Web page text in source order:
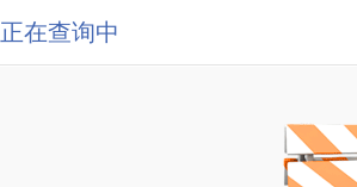
正在查询中